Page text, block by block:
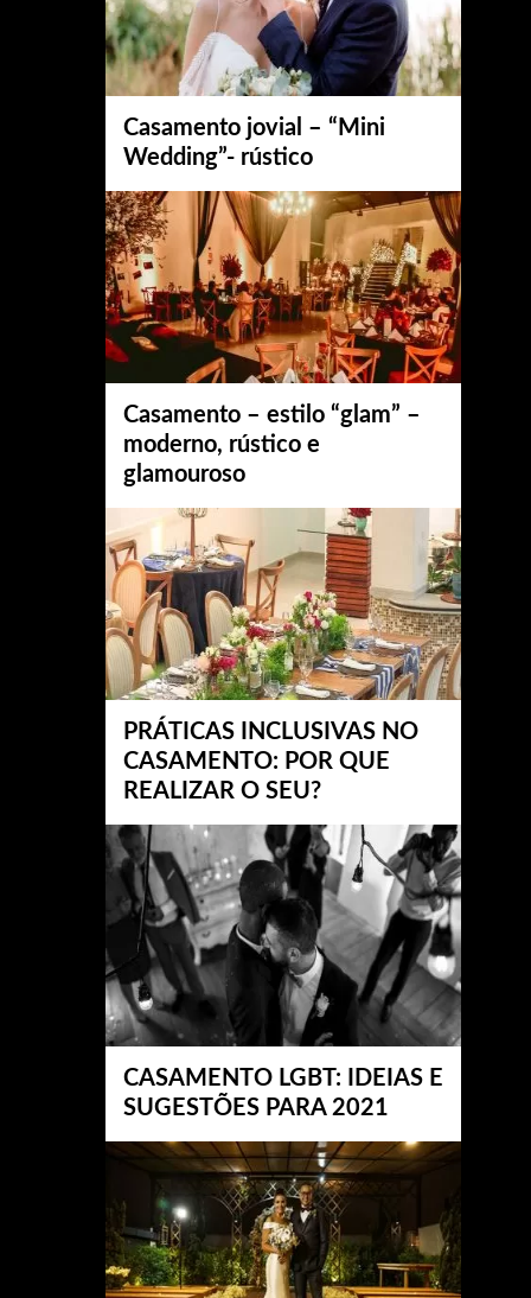
Casamento jovial – “Mini
Wedding”- rústico
Casamento – estilo “glam” –
moderno, rústico e
glamouroso
PRÁTICAS INCLUSIVAS NO
CASAMENTO: POR QUE
REALIZAR O SEU?
CASAMENTO LGBT: IDEIAS E
SUGESTÕES PARA 2021